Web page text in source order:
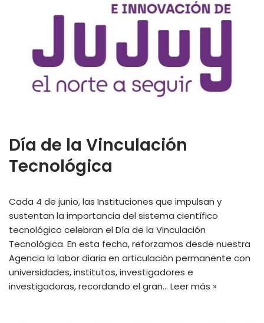
Día de la Vinculación
Tecnológica
Cada 4 de junio, las Instituciones que impulsan y
sustentan la importancia del sistema científico
tecnológico celebran el Día de la Vinculación
Tecnológica. En esta fecha, reforzamos desde nuestra
Agencia la labor diaria en articulación permanente con
universidades, institutos, investigadores e
investigadoras, recordando el gran… Leer más »